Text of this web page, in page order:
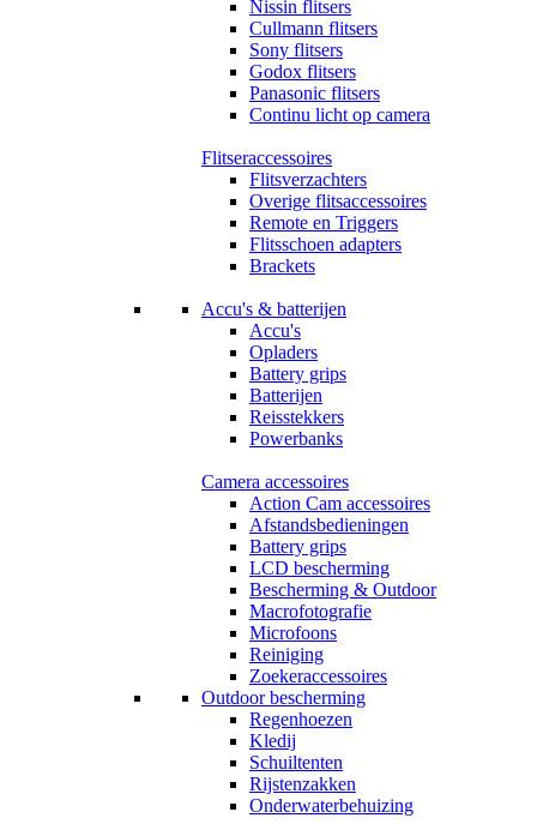
Nissin flitsers
Cullmann flitsers
Sony flitsers
Godox flitsers
Panasonic flitsers
Continu licht op camera
Flitseraccessoires
Flitsverzachters
Overige flitsaccessoires
Remote en Triggers
Flitsschoen adapters
Brackets
Accu's & batterijen
Accu's
Opladers
Battery grips
Batterijen
Reisstekkers
Powerbanks
Camera accessoires
Action Cam accessoires
Afstandsbedieningen
Battery grips
LCD bescherming
Bescherming & Outdoor
Macrofotografie
Microfoons
Reiniging
Zoekeraccessoires
Outdoor bescherming
Regenhoezen
Kledij
Schuiltenten
Rijstenzakken
Onderwaterbehuizing